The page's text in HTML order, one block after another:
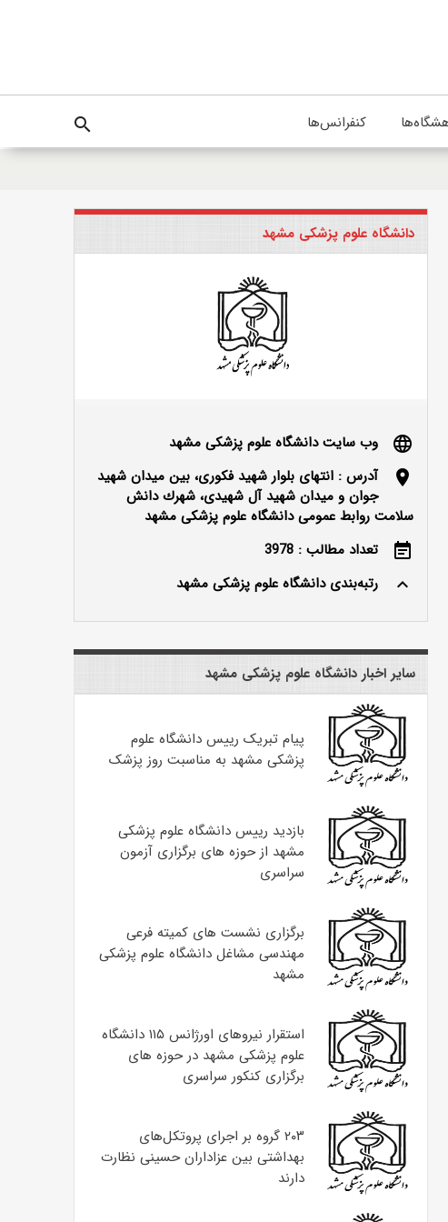
کنفرانس‌ها search
دانشگاه علوم پزشکی مشهد
language
وب سایت دانشگاه علوم پزشکی مشهد
location_on
آدرس : انتهای بلوار شهید فکوری، بین میدان شهید
جوان و میدان شهید آل شهیدی، شهرك دانش
سلامت روابط عمومی دانشگاه علوم پزشکی مشهد
event_note
تعداد مطالب : 3978
keyboard_arrow_up
رتبه‌بندی دانشگاه علوم پزشکی مشهد
سایر اخبار دانشگاه علوم پزشکی مشهد
پیام تبریک رییس دانشگاه علوم
پزشکی مشهد به مناسبت روز پزشک
بازدید رییس دانشگاه علوم پزشکی
مشهد از حوزه های برگزاری آزمون
سراسری
برگزاری نشست های کمیته فرعی
مهندسی مشاغل دانشگاه علوم پزشکی
مشهد
استقرار نیروهای اورژانس ۱۱۵ دانشگاه
علوم پزشکی مشهد در حوزه های
برگزاری کنکور سراسری
۲۰۳ گروه بر اجرای پروتکل‌های
بهداشتی بین عزاداران حسینی نظارت
دارند